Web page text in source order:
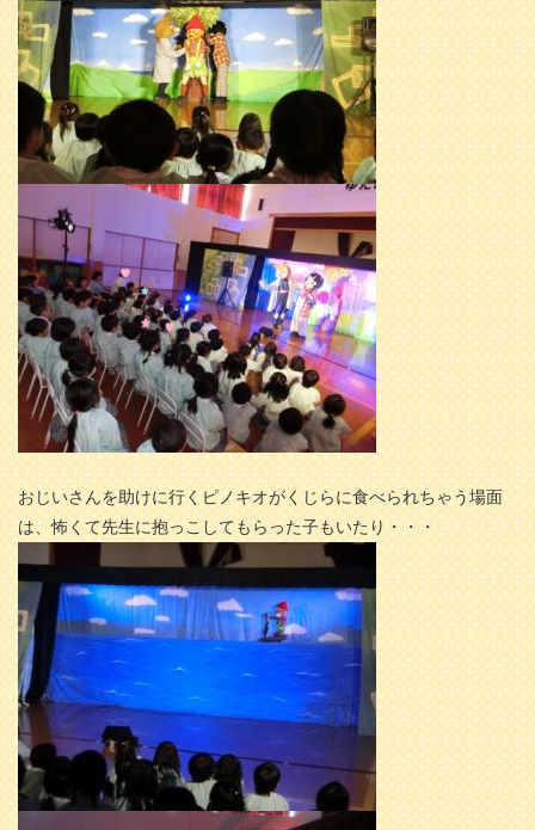
おじいさんを助けに行くピノキオがくじらに食べられちゃう場面
は、怖くて先生に抱っこしてもらった子もいたり・・・